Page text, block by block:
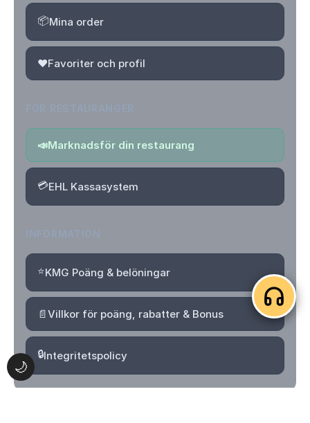
🌙
📦Mina order
❤️Favoriter och profil
📣Marknadsför din restaurang
💳EHL Kassasystem
⭐KMG Poäng & belöningar
📄Villkor för poäng, rabatter & Bonus
🔒Integritetspolicy